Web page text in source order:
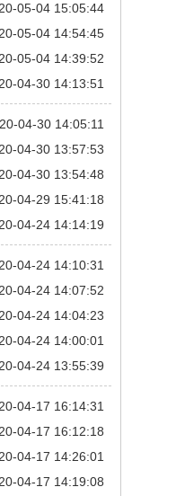
05-04 15:05:44
05-04 14:54:45
05-04 14:39:52
04-30 14:13:51
04-30 14:05:11
04-30 13:57:53
04-30 13:54:48
04-29 15:41:18
04-24 14:14:19
04-24 14:10:31
04-24 14:07:52
04-24 14:04:23
04-24 14:00:01
04-24 13:55:39
04-17 16:14:31
04-17 16:12:18
04-17 14:26:01
04-17 14:19:08